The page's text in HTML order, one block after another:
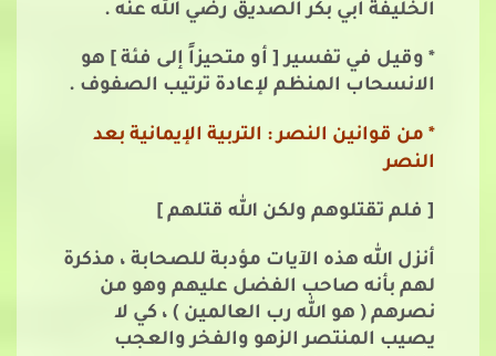
الخليفة أبي بكر الصديق رضي الله عنه .
* وقيل في تفسير [ أو متحيزاً إلى فئة ] هو
الانسحاب المنظم لإعادة ترتيب الصفوف .
* من قوانين النصر : التربية الإيمانية بعد
النصر
[ فلم تقتلوهم ولكن الله قتلهم ]
أنزل الله هذه الآيات مؤدبة للصحابة ، مذكرة
لهم بأنه صاحب الفضل عليهم وهو من
نصرهم ( هو الله رب العالمين ) ، كي لا
يصيب المنتصر الزهو والفخر والعجب